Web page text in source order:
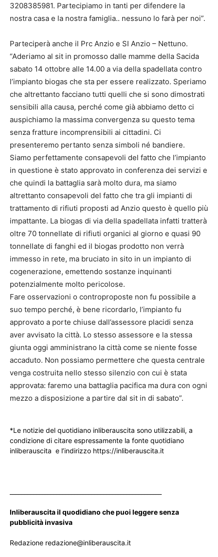
3208385981. Partecipiamo in tanti per difendere la
nostra casa e la nostra famiglia.. nessuno lo farà per noi”.
Parteciperà anche il Prc Anzio e SI Anzio – Nettuno.
“Aderiamo al sit in promosso dalle mamme della Sacida
sabato 14 ottobre alle 14.00 a via della spadellata contro
l’impianto biogas che sta per essere realizzato. Speriamo
che altrettanto facciano tutti quelli che si sono dimostrati
sensibili alla causa, perché come già abbiamo detto ci
auspichiamo la massima convergenza su questo tema
senza fratture incomprensibili ai cittadini. Ci
presenteremo pertanto senza simboli né bandiere.
Siamo perfettamente consapevoli del fatto che l’impianto
in questione è stato approvato in conferenza dei servizi e
che quindi la battaglia sarà molto dura, ma siamo
altrettanto consapevoli del fatto che tra gli impianti di
trattamento di rifiuti proposti ad Anzio questo è quello più
impattante. La biogas di via della spadellata infatti tratterà
oltre 70 tonnellate di rifiuti organici al giorno e quasi 90
tonnellate di fanghi ed il biogas prodotto non verrà
immesso in rete, ma bruciato in sito in un impianto di
cogenerazione, emettendo sostanze inquinanti
potenzialmente molto pericolose.
Fare osservazioni o controproposte non fu possibile a
suo tempo perché, è bene ricordarlo, l’impianto fu
approvato a porte chiuse dall’assessore placidi senza
aver avvisato la città. Lo stesso assessore e la stessa
giunta oggi amministrano la città come se niente fosse
accaduto. Non possiamo permettere che questa centrale
venga costruita nello stesso silenzio con cui è stata
approvata: faremo una battaglia pacifica ma dura con ogni
mezzo a disposizione a partire dal sit in di sabato”.
*Le notizie del quotidiano inliberauscita sono utilizzabili, a
condizione di citare espressamente la fonte quotidiano
inliberauscita e l’indirizzo https://inliberauscita.it
Inliberauscita il quodidiano che puoi leggere senza
pubblicità invasiva
Redazione redazione@inliberauscita.it